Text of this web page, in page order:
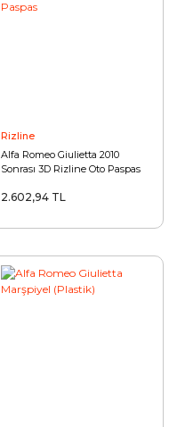
Rizline
Alfa Romeo Giulietta 2010
Sonrası 3D Rizline Oto Paspas
2.602,94 TL